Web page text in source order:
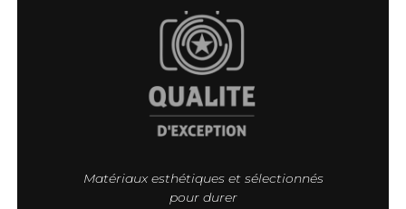
Matériaux esthétiques et sélectionnés
pour durer